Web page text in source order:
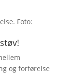
Foto:
og forførelse